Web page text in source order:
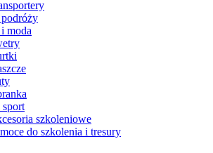
moda
szkoleniowe
do szkolenia i tresury